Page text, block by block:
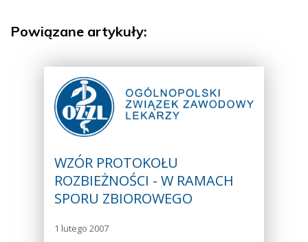
Powiązane artykuły:
WZÓR PROTOKOŁU
ROZBIEŻNOŚCI - W RAMACH
SPORU ZBIOROWEGO
1 lutego 2007